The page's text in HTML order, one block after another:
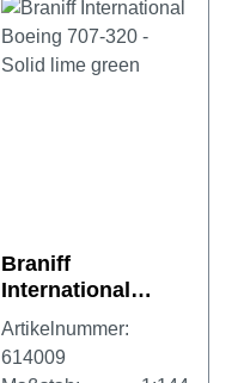
Braniff
International
Boeing 707-320 -
Solid lime green
Artikelnummer:
614009